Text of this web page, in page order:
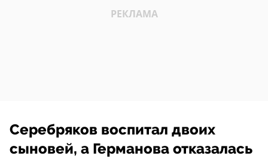
Серебряков воспитал двоих
сыновей, а Германова отказалась